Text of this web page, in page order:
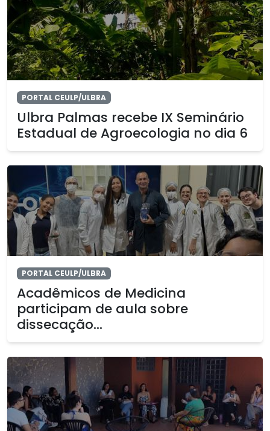
PORTAL CEULP/ULBRA
Ulbra Palmas recebe IX Seminário
Estadual de Agroecologia no dia 6
PORTAL CEULP/ULBRA
Acadêmicos de Medicina
participam de aula sobre
dissecação...